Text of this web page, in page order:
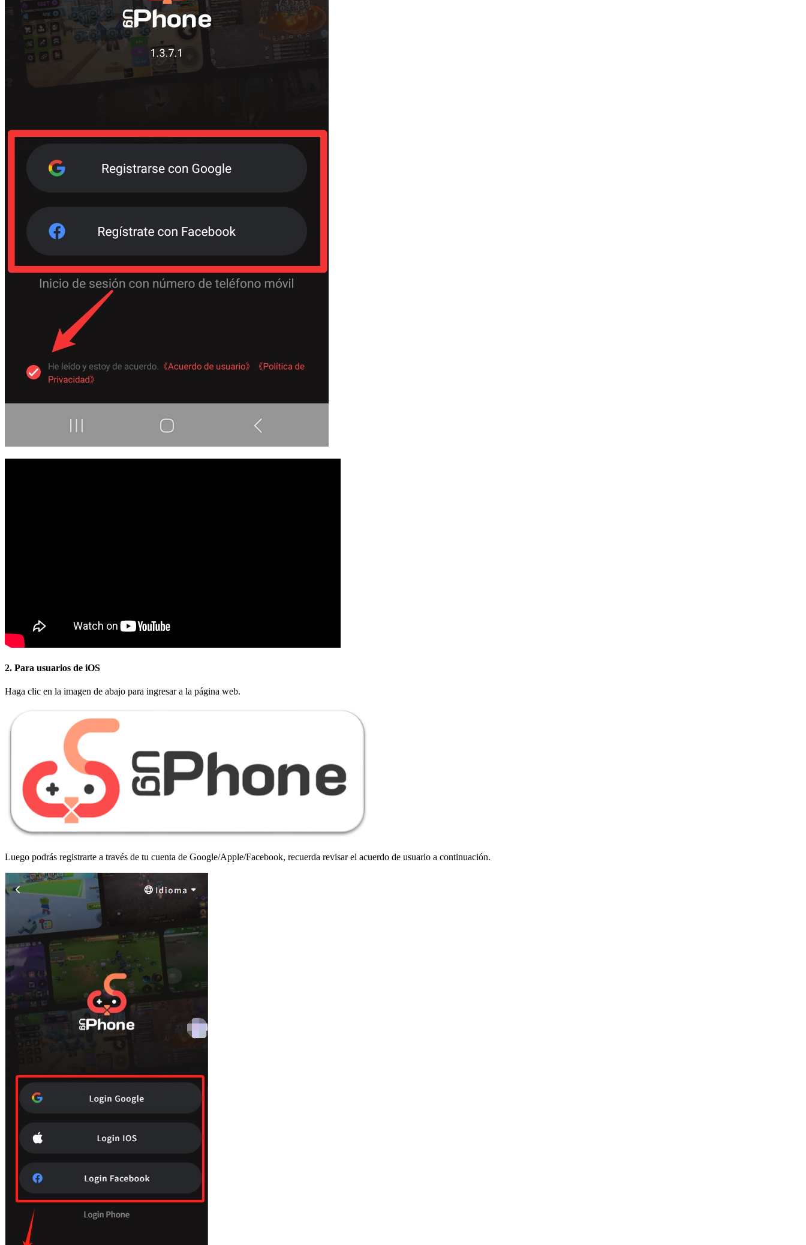
2. Para usuarios de iOS
Haga clic en la imagen de abajo para ingresar a la página web.
Luego podrás registrarte a través de tu cuenta de Google/Apple/Facebook, recuerda revisar el acuerdo de usuario a continuación.